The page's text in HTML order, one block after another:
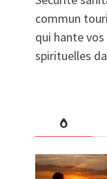
commun
qui hante
spirituelles